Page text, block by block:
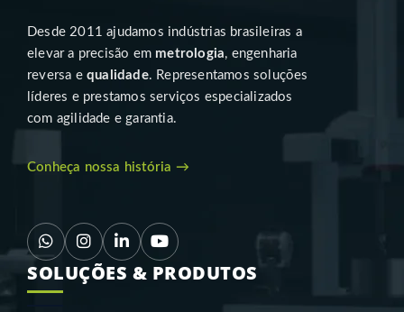
Desde 2011 ajudamos indústrias brasileiras a
elevar a precisão em metrologia, engenharia
reversa e qualidade. Representamos soluções
líderes e prestamos serviços especializados
com agilidade e garantia.
Conheça nossa história →
SOLUÇÕES & PRODUTOS